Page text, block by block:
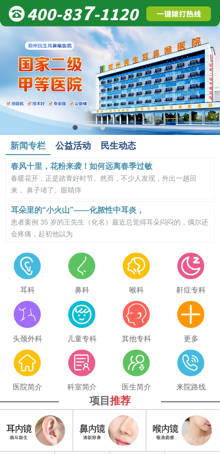
新闻专栏 公益活动 民生动态
春风十里，花粉来袭！如何远离春季过敏
春暖花开，正是踏青好时节。然而，不少人发现，外出一趟回
来， 鼻子堵了、眼睛痒
耳朵里的“小火山”——化脓性中耳炎，
患者案例 35 岁的王先生（化名）最近总觉得耳朵闷闷的，偶尔还
会疼痛，起初他以为
耳科 鼻科 喉科 鼾症专科
头颈外科 儿童专科 其他专科 更多
医院简介 科室简介 医生简介 来院路线
项目 推荐